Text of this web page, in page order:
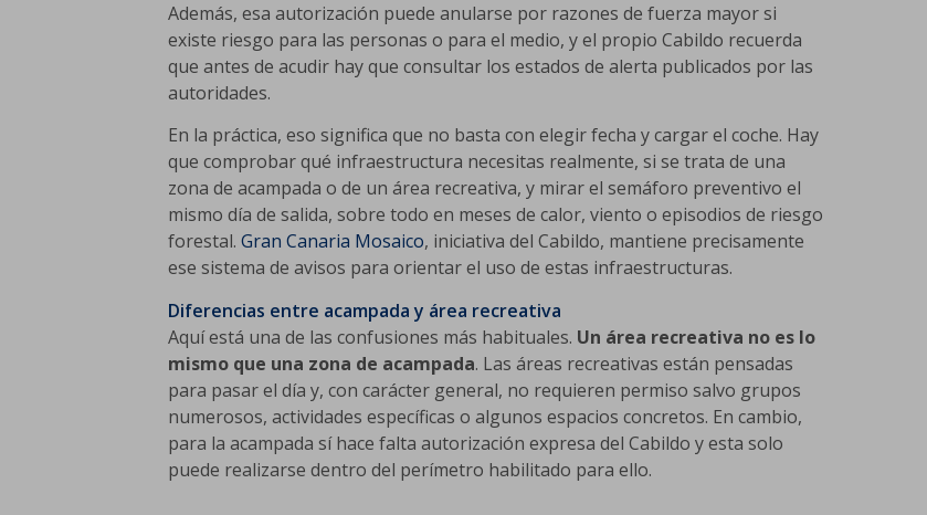
Además, esa autorización puede anularse por razones de fuerza mayor si
existe riesgo para las personas o para el medio, y el propio Cabildo recuerda
que antes de acudir hay que consultar los estados de alerta publicados por las
autoridades.
En la práctica, eso significa que no basta con elegir fecha y cargar el coche. Hay
que comprobar qué infraestructura necesitas realmente, si se trata de una
zona de acampada o de un área recreativa, y mirar el semáforo preventivo el
mismo día de salida, sobre todo en meses de calor, viento o episodios de riesgo
forestal. Gran Canaria Mosaico, iniciativa del Cabildo, mantiene precisamente
ese sistema de avisos para orientar el uso de estas infraestructuras.
Diferencias entre acampada y área recreativa
Aquí está una de las confusiones más habituales. Un área recreativa no es lo
mismo que una zona de acampada. Las áreas recreativas están pensadas
para pasar el día y, con carácter general, no requieren permiso salvo grupos
numerosos, actividades específicas o algunos espacios concretos. En cambio,
para la acampada sí hace falta autorización expresa del Cabildo y esta solo
puede realizarse dentro del perímetro habilitado para ello.